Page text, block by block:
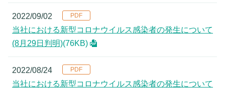
2022/09/02
当社における新型コロナウイルス感染者の発生について
(8月29日判明)(76KB)
2022/08/24
当社における新型コロナウイルス感染者の発生について